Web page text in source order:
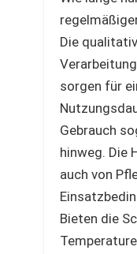
Die
sorgen für
Gebrauch
hinweg. Die
auch von
Bieten die